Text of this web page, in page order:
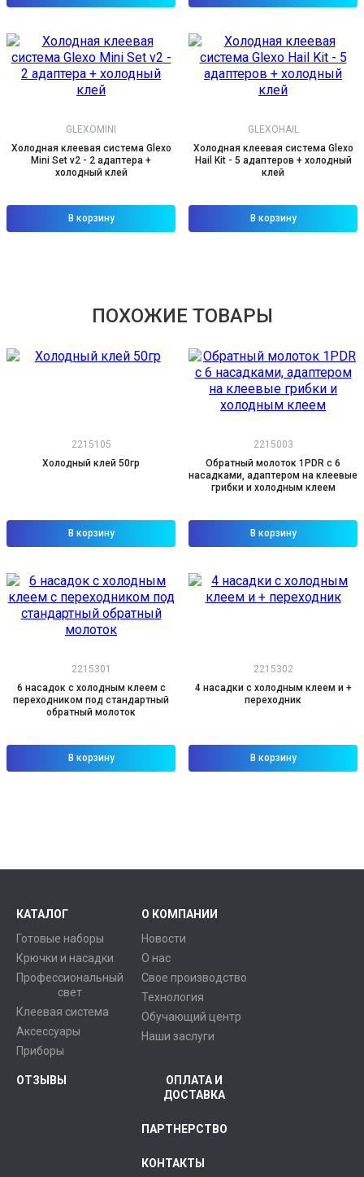
GLEXOMINI
Холодная клеевая система Glexo
Mini Set v2 - 2 адаптера +
холодный клей
В корзину
GLEXOHAIL
Холодная клеевая система Glexo
Hail Kit - 5 адаптеров + холодный
клей
В корзину
ПОХОЖИЕ ТОВАРЫ
2215105
Холодный клей 50гр
В корзину
2215003
Обратный молоток 1PDR с 6
насадками, адаптером на клеевые
грибки и холодным клеем
В корзину
2215301
6 насадок с холодным клеем с
переходником под стандартный
обратный молоток
В корзину
2215302
4 насадки с холодным клеем и +
переходник
В корзину
КАТАЛОГ
Готовые наборы
Крючки и насадки
Профессиональный
свет
Клеевая система
Аксессуары
Приборы
О КОМПАНИИ
Новости
О нас
Свое производство
Технология
Обучающий центр
Наши заслуги
ОТЗЫВЫ
ОПЛАТА И
ДОСТАВКА
ПАРТНЕРСТВО
КОНТАКТЫ